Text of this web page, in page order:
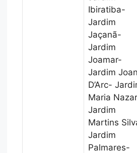
Ibiratiba-
Jardim
Jaçanã-
Jardim
Joamar-
Jardim
D’Arc-
Maria
Jardim
Martins
Jardim
Palmares-